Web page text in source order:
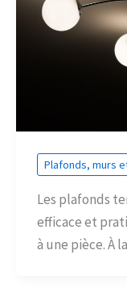
Plafonds, murs
Les plafonds
efficace et
à une pièce. À